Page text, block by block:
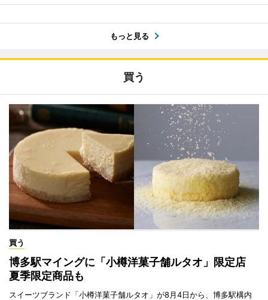
もっと見る
買う
買う
博多駅マイングに「小樽洋菓子舗ルタオ」限定店
夏季限定商品も
スイーツブランド「小樽洋菓子舗ルタオ」が8月4日から、博多駅構内